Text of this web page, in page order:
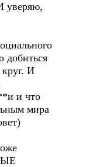
уверяю,
добиться
И
и что
мира